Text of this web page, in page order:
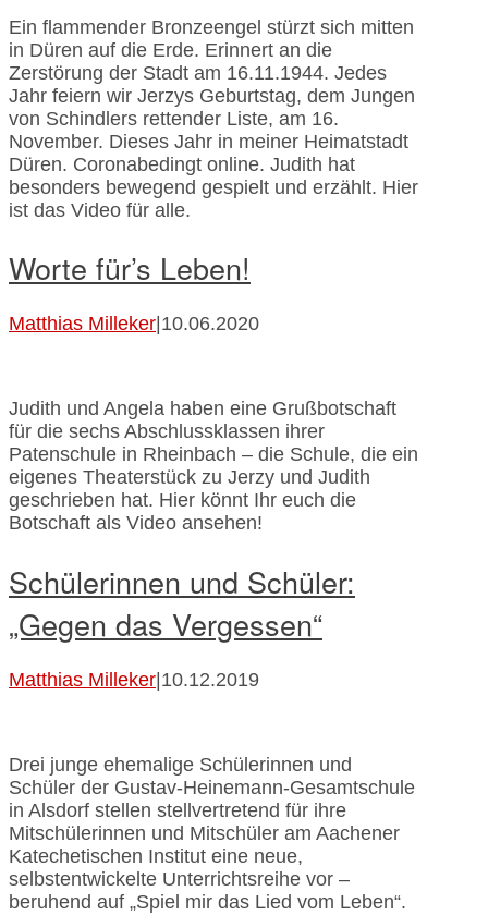
Ein flammender Bronzeengel stürzt sich mitten
in Düren auf die Erde. Erinnert an die
Zerstörung der Stadt am 16.11.1944. Jedes
Jahr feiern wir Jerzys Geburtstag, dem Jungen
von Schindlers rettender Liste, am 16.
November. Dieses Jahr in meiner Heimatstadt
Düren. Coronabedingt online. Judith hat
besonders bewegend gespielt und erzählt. Hier
ist das Video für alle.
Worte für’s Leben!
Matthias Milleker 10.06.2020
Judith und Angela haben eine Grußbotschaft
für die sechs Abschlussklassen ihrer
Patenschule in Rheinbach – die Schule, die ein
eigenes Theaterstück zu Jerzy und Judith
geschrieben hat. Hier könnt Ihr euch die
Botschaft als Video ansehen!
Schülerinnen und Schüler:
„Gegen das Vergessen“
Matthias Milleker 10.12.2019
Drei junge ehemalige Schülerinnen und
Schüler der Gustav-Heinemann-Gesamtschule
in Alsdorf stellen stellvertretend für ihre
Mitschülerinnen und Mitschüler am Aachener
Katechetischen Institut eine neue,
selbstentwickelte Unterrichtsreihe vor –
beruhend auf „Spiel mir das Lied vom Leben“.